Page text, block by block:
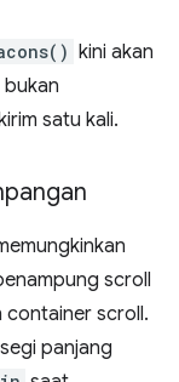
kini akan
satu kali.
scroll
scroll.
panjang